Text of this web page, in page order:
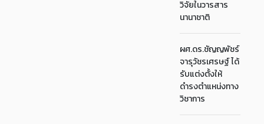
วิจัยในวารสาร
นานาชาติ
ผศ.ดร.ชัญญพัชร์
จารุวัชรเศรษฐ์ ได้
รับแต่งตั้งให้
ดำรงตำแหน่งทาง
วิชาการ